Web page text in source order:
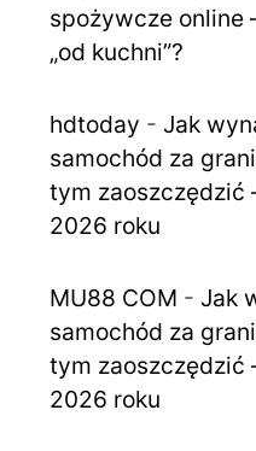
spożywcze online
„od kuchni”?
hdtoday - Jak
samochód za
tym zaoszczędzić
2026 roku
MU88 COM - Jak
samochód za
tym zaoszczędzić
2026 roku